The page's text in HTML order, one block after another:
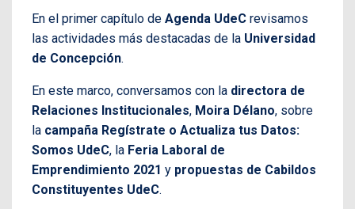
En el primer capítulo de Agenda UdeC revisamos
las actividades más destacadas de la Universidad
de Concepción.
En este marco, conversamos con la directora de
Relaciones Institucionales, Moira Délano, sobre
la campaña Regístrate o Actualiza tus Datos:
Somos UdeC, la Feria Laboral de
Emprendimiento 2021 y propuestas de Cabildos
Constituyentes UdeC.